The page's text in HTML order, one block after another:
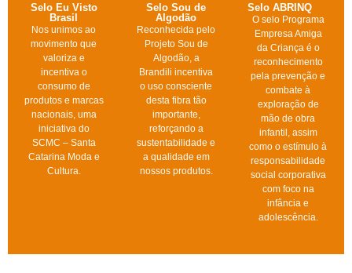
Selo Eu Visto
Brasil
Nos unimos ao
movimento que
valoriza e
incentiva o
consumo de
produtos e marcas
nacionais, uma
iniciativa do
SCMC – Santa
Catarina Moda e
Cultura.
Selo Sou de
Algodão
Reconhecida pelo
Projeto Sou de
Algodão, a
Brandili incentiva
o uso consciente
desta fibra tão
importante,
reforçando a
sustentabilidade e
a qualidade em
nossos produtos.
Selo ABRINQ
O selo Programa
Empresa Amiga
da Criança é o
reconhecimento
pela prevenção e
combate à
exploração de
mão de obra
infantil, assim
como o estímulo à
responsabilidade
social corporativa
com foco na
infância e
adolescência.